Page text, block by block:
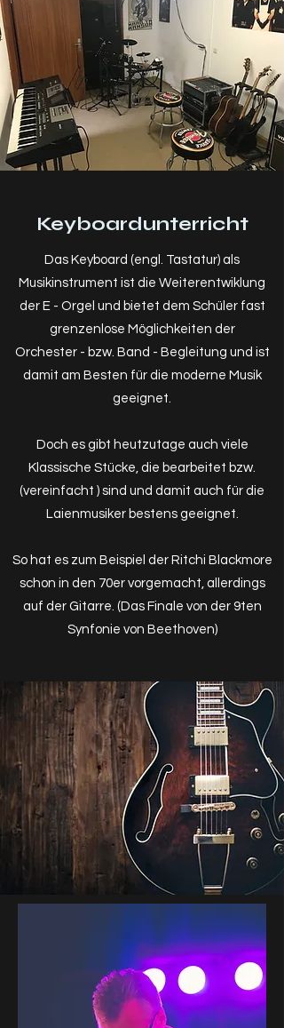
Keyboardunterricht
Das Keyboard (engl. Tastatur) als
Musikinstrument ist die Weiterentwiklung
der E - Orgel und bietet dem Schüler fast
grenzenlose Möglichkeiten der
Orchester - bzw. Band - Begleitung und ist
damit am Besten für die moderne Musik
geeignet.
Doch es gibt heutzutage auch viele
Klassische Stücke, die bearbeitet bzw.
(vereinfacht ) sind und damit auch für die
Laienmusiker bestens geeignet.
So hat es zum Beispiel der Ritchi Blackmore
schon in den 70er vorgemacht, allerdings
auf der Gitarre. (Das Finale von der 9ten
Synfonie von Beethoven)